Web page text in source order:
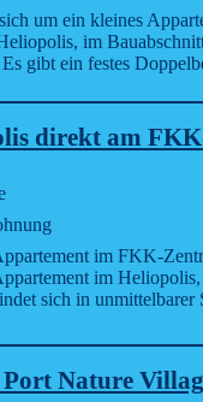
um ein kleines
im
gibt ein festes
direkt am
im FKK-
im
sich in unmittelbarer
Nature